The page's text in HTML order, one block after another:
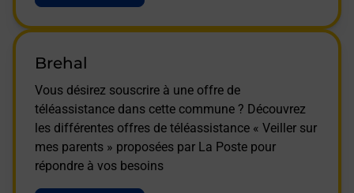
Brehal
Vous désirez souscrire à une offre de
téléassistance dans cette commune ? Découvrez
les différentes offres de téléassistance « Veiller sur
mes parents » proposées par La Poste pour
répondre à vos besoins